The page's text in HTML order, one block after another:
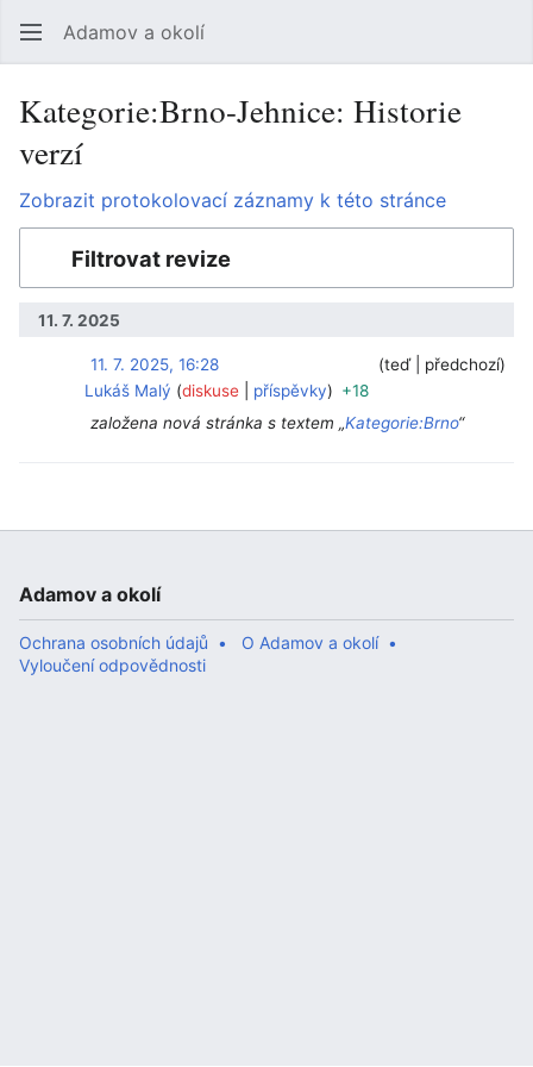
Adamov a okolí
Kategorie:Brno-Jehnice: Historie
verzí
Zobrazit protokolovací záznamy k této stránce
Filtrovat revize
11. 7. 2025
teď předchozí
11. 7. 2025, 16:28
Lukáš Malý
diskuse příspěvky
+18
založena nová stránka s textem „Kategorie:Brno“
Adamov a okolí
Ochrana osobních údajů
O Adamov a okolí
Vyloučení odpovědnosti